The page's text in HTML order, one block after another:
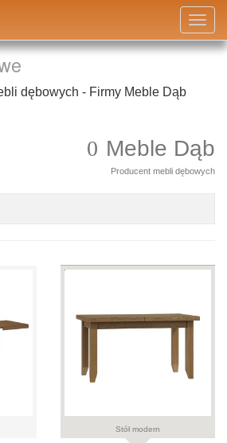
dębowych - Firmy Meble Dąb
Meble Dąb
Producent mebli dębowych
Stół modern